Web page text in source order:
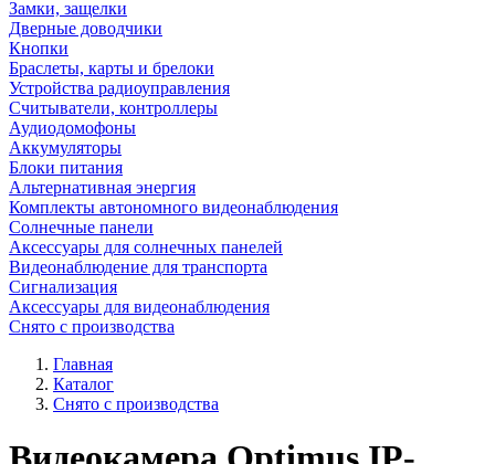
Замки, защелки
Дверные доводчики
Кнопки
Браслеты, карты и брелоки
Устройства радиоуправления
Считыватели, контроллеры
Аудиодомофоны
Аккумуляторы
Блоки питания
Альтернативная энергия
Комплекты автономного видеонаблюдения
Солнечные панели
Аксессуары для солнечных панелей
Видеонаблюдение для транспорта
Сигнализация
Аксессуары для видеонаблюдения
Снято с производства
Главная
Каталог
Снято с производства